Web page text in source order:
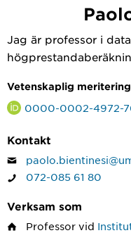
Jag är professor i
Vetenskaplig
0000-0002-4972-
Kontakt
072-085 61 80
Verksam som
Professor vid